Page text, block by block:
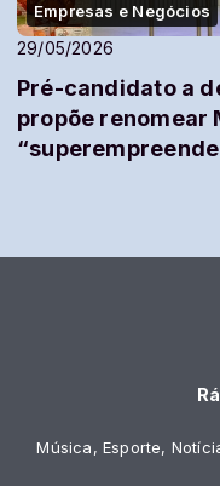
Empresas e Negócios
29/05/2026
Pré-candidato a
propõe renomear
Música, Esporte,